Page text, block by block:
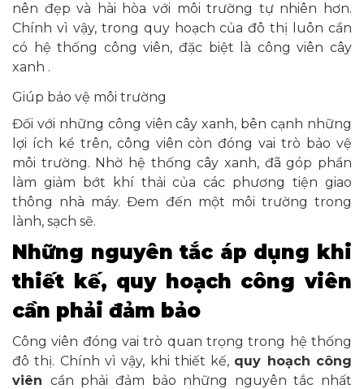
nên đẹp và hài hòa với môi trường tự nhiên hơn.
Chính vì vậy, trong quy hoạch của đô thị luôn cần
có hệ thống công viên, đặc biệt là công viên cây
xanh .
Giúp bảo vệ môi trường
Đối với những công viên cây xanh, bên cạnh những
lợi ích kể trên, công viên còn đóng vai trò bảo vệ
môi trường. Nhờ hệ thống cây xanh, đã góp phần
làm giảm bớt khí thải của các phương tiện giao
thông nhà máy. Đem đến một môi trường trong
lành, sạch sẽ.
Những nguyên tắc áp dụng khi
thiết kế, quy hoạch công viên
cần phải đảm bảo
Công viên đóng vai trò quan trọng trong hệ thống
đô thị. Chính vì vậy, khi thiết kế, quy hoạch công
viên cần phải đảm bảo những nguyên tắc nhất